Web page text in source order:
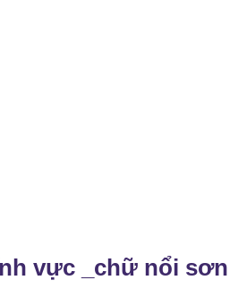
vực _ chữ nổi